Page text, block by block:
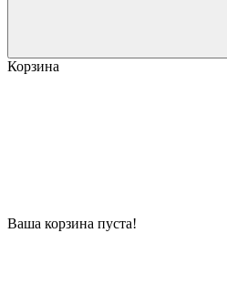
Корзина
Ваша корзина пуста!